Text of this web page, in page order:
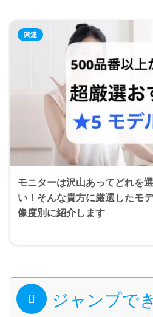
モニターは沢山あってどれを
い！そんな貴方に厳選したモ
像度別に紹介します
ジャンプで